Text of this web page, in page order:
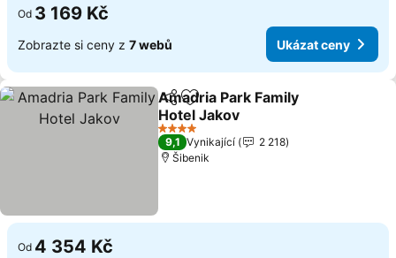
Od 3 169 Kč
Zobrazte si ceny z 7 webů Ukázat ceny
SdíletPřidat na seznam oblíbených
Amadria Park Family
Hotel Jakov
4 Počet hvězdiček
9,1 Vynikající
2 218
Šibenik
Od 4 354 Kč